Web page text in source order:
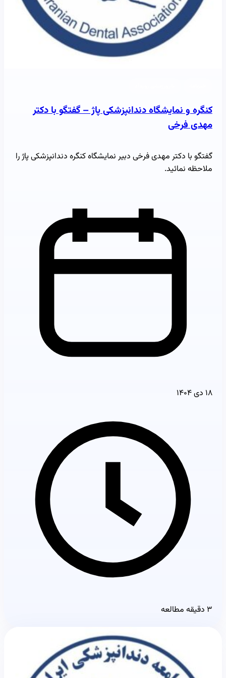
کنگره و نمایشگاه دندانپزشکی پاژ – گفتگو با دکتر
مهدی فرخی
گفتگو با دکتر مهدی فرخی دبیر نمایشگاه کنگره دندانپزشکی پاژ را
ملاحظه نمائید.
۱۸ دی ۱۴۰۴
۳ دقیقه مطالعه